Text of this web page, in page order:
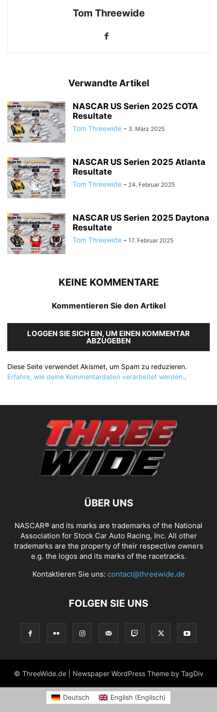
Tom Threewide
Verwandte Artikel
NASCAR US Serien 2025 COTA
Resultate
Tom Threewide - 3. März 2025
NASCAR US Serien 2025 Atlanta
Resultate
Tom Threewide - 24. Februar 2025
NASCAR US Serien 2025 Daytona
Resultate
Tom Threewide - 17. Februar 2025
KEINE KOMMENTARE
Kommentieren Sie den Artikel
LOGGEN SIE SICH EIN, UM EINEN KOMMENTAR
ABZUGEBEN
Diese Seite verwendet Akismet, um Spam zu reduzieren.
Erfahre, wie deine Kommentardaten verarbeitet werden..
ÜBER UNS
NASCAR® and its marks are trademarks of the National
Association for Stock Car Auto Racing, Inc. All other
trademarks are the property of their respective owners
e.g. the logos and its marks of the racetracks.
Kontaktieren Sie uns: contact@threewide.de
FOLGEN SIE UNS
© ThreeWide.de | Newspaper WordPress Theme by TagDiv
Deutsch English(Englisch)